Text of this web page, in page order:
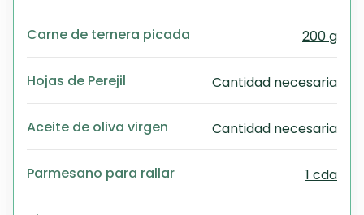
Carne de ternera picada 200 g
Hojas de Perejil Cantidad necesaria
Aceite de oliva virgen Cantidad necesaria
Parmesano para rallar 1 cda